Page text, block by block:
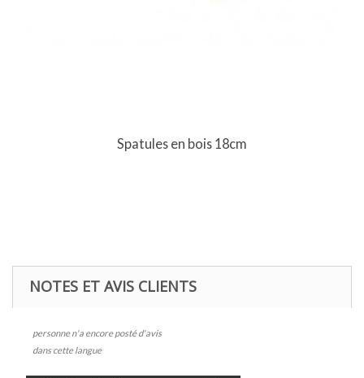
Spatules en bois 18cm
NOTES ET AVIS CLIENTS
personne n'a encore posté d'avis
dans cette langue